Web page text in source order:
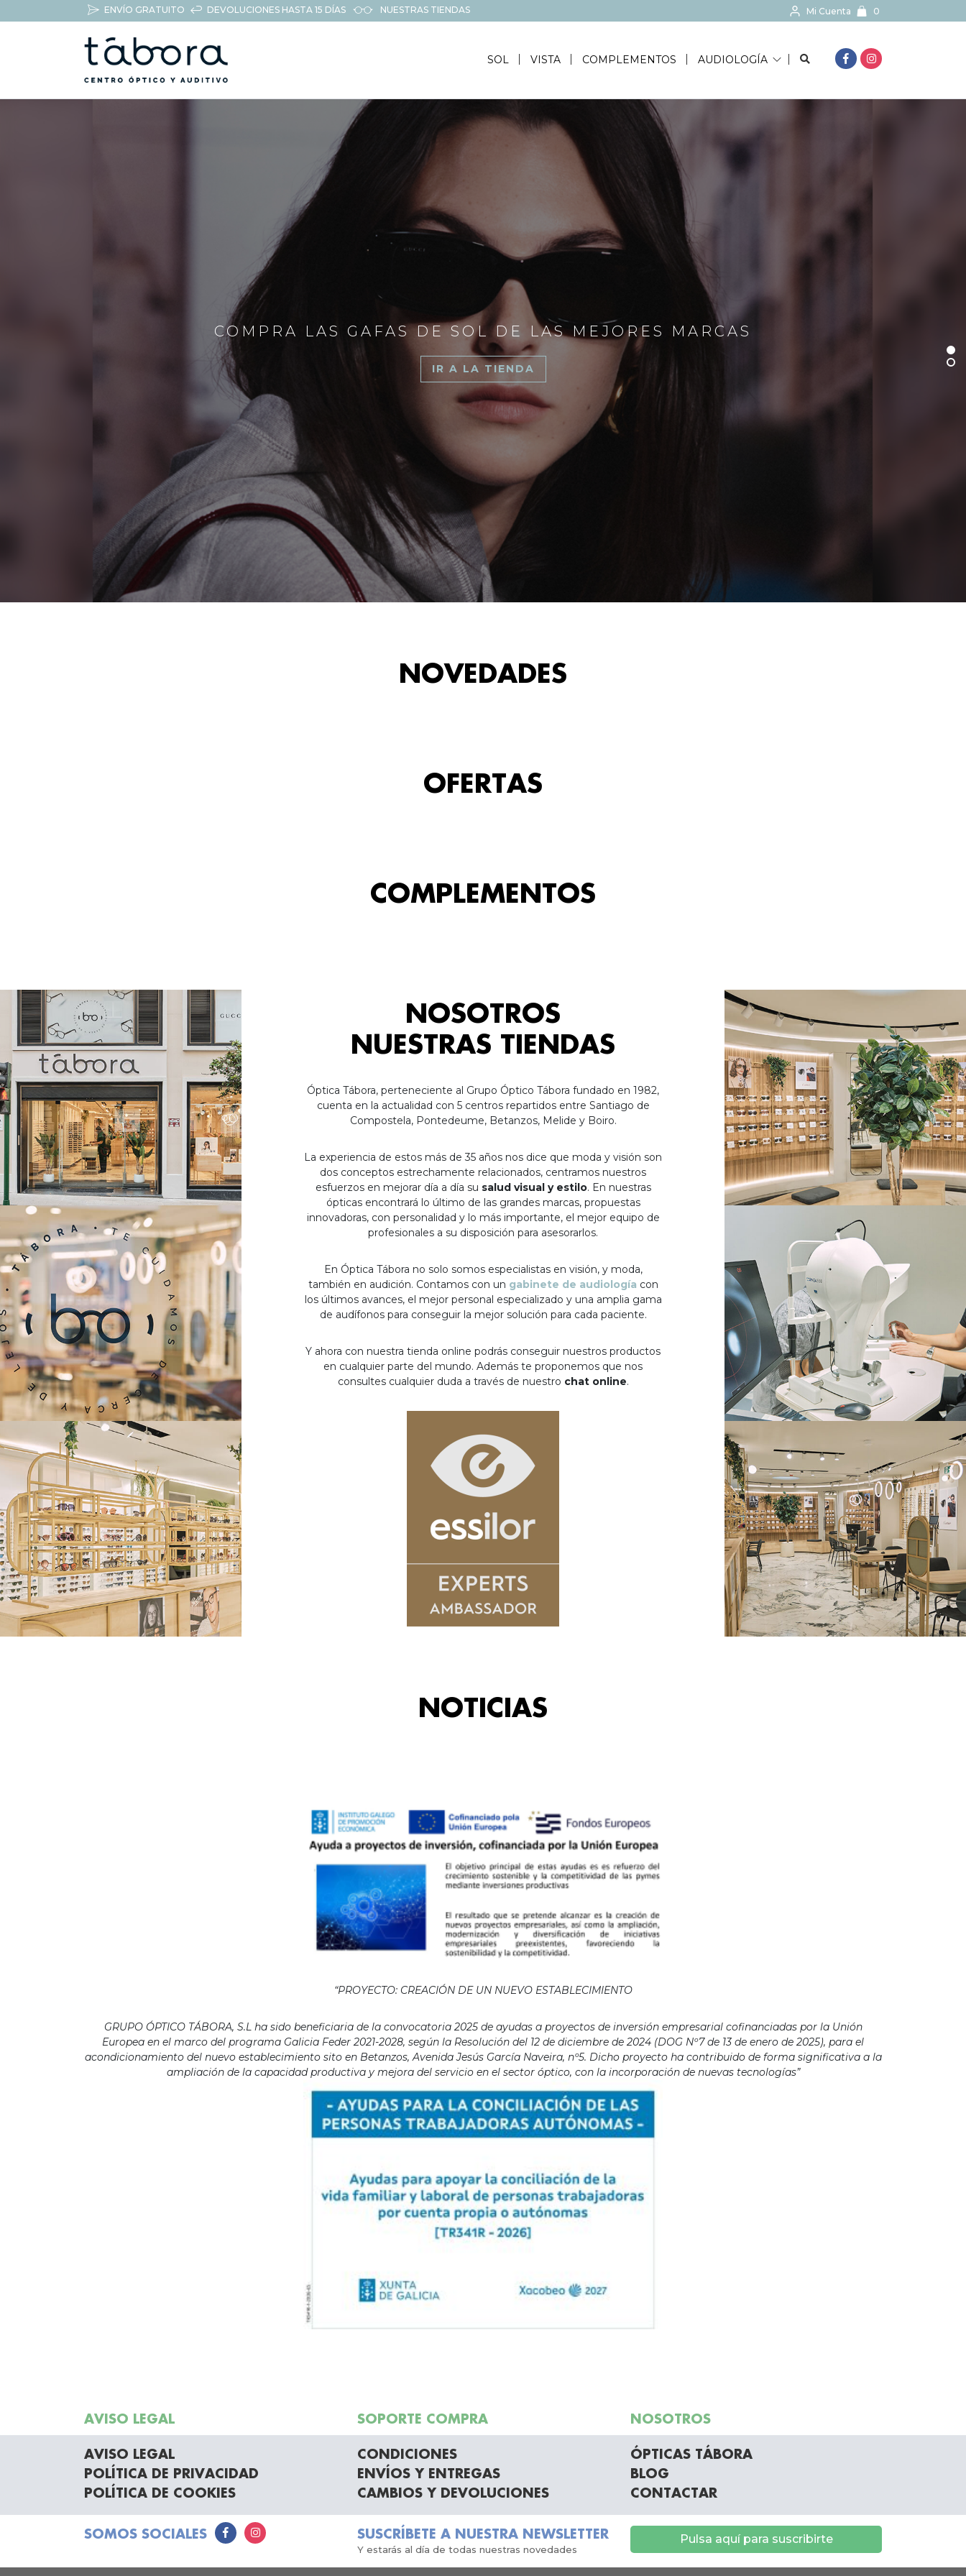
ENVÍO GRATUITO DEVOLUCIONES HASTA 15 DÍAS NUESTRAS TIENDAS Mi Cuenta 0
SOL VISTA COMPLEMENTOS AUDIOLOGÍA BUSCAR...
COMPRA LAS GAFAS DE SOL DE LAS MEJORES MARCAS
IR A LA TIENDA
NOVEDADES
OFERTAS
COMPLEMENTOS
NOSOTROS
NUESTRAS TIENDAS
Óptica Tábora, perteneciente al Grupo Óptico Tábora fundado en 1982,
cuenta en la actualidad con 5 centros repartidos entre Santiago de
Compostela, Pontedeume, Betanzos, Melide y Boiro.
La experiencia de estos más de 35 años nos dice que moda y visión son
dos conceptos estrechamente relacionados, centramos nuestros
esfuerzos en mejorar día a día su salud visual y estilo. En nuestras
ópticas encontrará lo último de las grandes marcas, propuestas
innovadoras, con personalidad y lo más importante, el mejor equipo de
profesionales a su disposición para asesorarlos.
En Óptica Tábora no solo somos especialistas en visión, y moda,
también en audición. Contamos con un gabinete de audiología con
los últimos avances, el mejor personal especializado y una amplia gama
de audífonos para conseguir la mejor solución para cada paciente.
Y ahora con nuestra tienda online podrás conseguir nuestros productos
en cualquier parte del mundo. Además te proponemos que nos
consultes cualquier duda a través de nuestro chat online.
NOTICIAS
“PROYECTO: CREACIÓN DE UN NUEVO ESTABLECIMIENTO
GRUPO ÓPTICO TÁBORA, S.L ha sido beneficiaria de la convocatoria 2025 de ayudas a proyectos de inversión empresarial cofinanciadas por la Unión
Europea en el marco del programa Galicia Feder 2021-2028, según la Resolución del 12 de diciembre de 2024 (DOG Nº7 de 13 de enero de 2025), para el
acondicionamiento del nuevo establecimiento sito en Betanzos, Avenida Jesús García Naveira, nº5. Dicho proyecto ha contribuido de forma significativa a la
ampliación de la capacidad productiva y mejora del servicio en el sector óptico, con la incorporación de nuevas tecnologías”
AVISO LEGAL SOPORTE COMPRA NOSOTROS
AVISO LEGAL
POLÍTICA DE PRIVACIDAD
POLÍTICA DE COOKIES
CONDICIONES
ENVÍOS Y ENTREGAS
CAMBIOS Y DEVOLUCIONES
ÓPTICAS TÁBORA
BLOG
CONTACTAR
SOMOS SOCIALES SUSCRÍBETE A NUESTRA NEWSLETTER
Y estarás al día de todas nuestras novedades
Pulsa aquí para suscribirte